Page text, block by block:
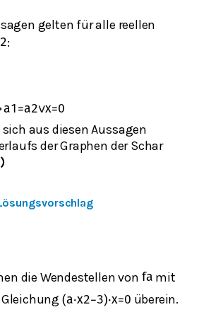
gelten für alle reellen
2:
a1 =a2∨x=0
sich aus diesen Aussagen
der Graphen der Schar
die Wendestellen von fa mit
(a⋅x2−3)⋅x=0 überein.